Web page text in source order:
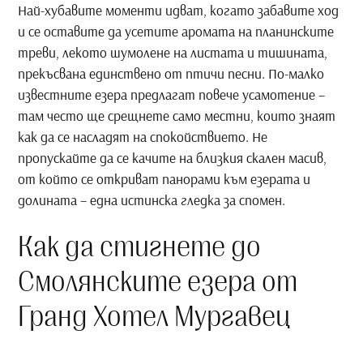
Най-хубавите моменти идват, когато забавите ход
и се оставите да усетите аромата на планинските
треви, лекото шумолене на листата и тишината,
прекъсвана единствено от птичи песни. По-малко
известните езера предлагат повече усамотение –
там често ще срещнете само местни, които знаят
как да се насладят на спокойствието. Не
пропускайте да се качите на близкия скален масив,
от който се откриват панорами към езерата и
долината – една истинска гледка за спомен.
Как да стигнете до
Смолянските езера от
Гранд Хотел Мургавец